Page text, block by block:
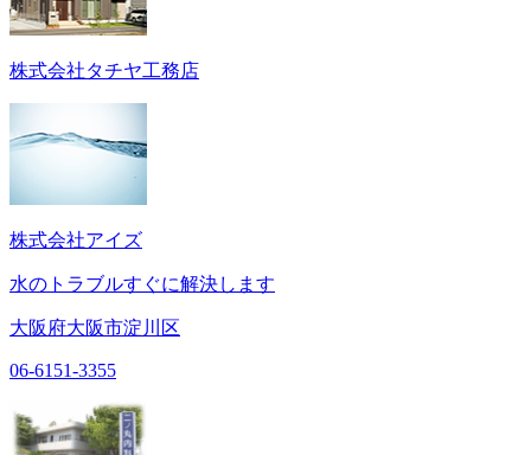
株式会社タチヤ工務店
株式会社アイズ
水のトラブルすぐに解決します
大阪府大阪市淀川区
06-6151-3355